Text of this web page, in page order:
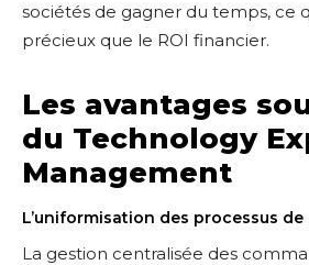
sociétés de gagner du temps, ce
précieux que le ROI financier.
Les avantages
du Technology
Management
L’uniformisation des processus
La gestion centralisée des